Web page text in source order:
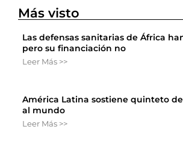
Más visto
Las defensas sanitarias de África
pero su financiación no
Leer Más >>
América Latina sostiene quinteto
al mundo
Leer Más >>